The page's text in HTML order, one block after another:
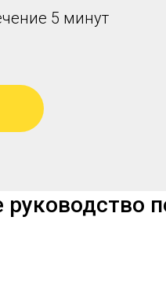
5 минут
руководство